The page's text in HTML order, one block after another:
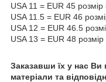
USA 11 = EUR 45
USA 11.5 = EUR 46
USA 12 = EUR 46.5
USA 13 = EUR 48
Заказавши їх у нас Ви
матеріали та